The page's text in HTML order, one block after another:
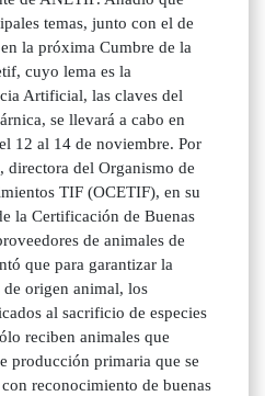
temas, junto con el de
la próxima Cumbre de la
cuyo lema es la
Artificial, las claves del
se llevará a cabo en
12 al 14 de noviembre. Por
directora del Organismo de
TIF (OCETIF), en su
la Certificación de Buenas
de animales de
que para garantizar la
origen animal, los
al sacrificio de especies
reciben animales que
producción primaria que se
reconocimiento de buenas